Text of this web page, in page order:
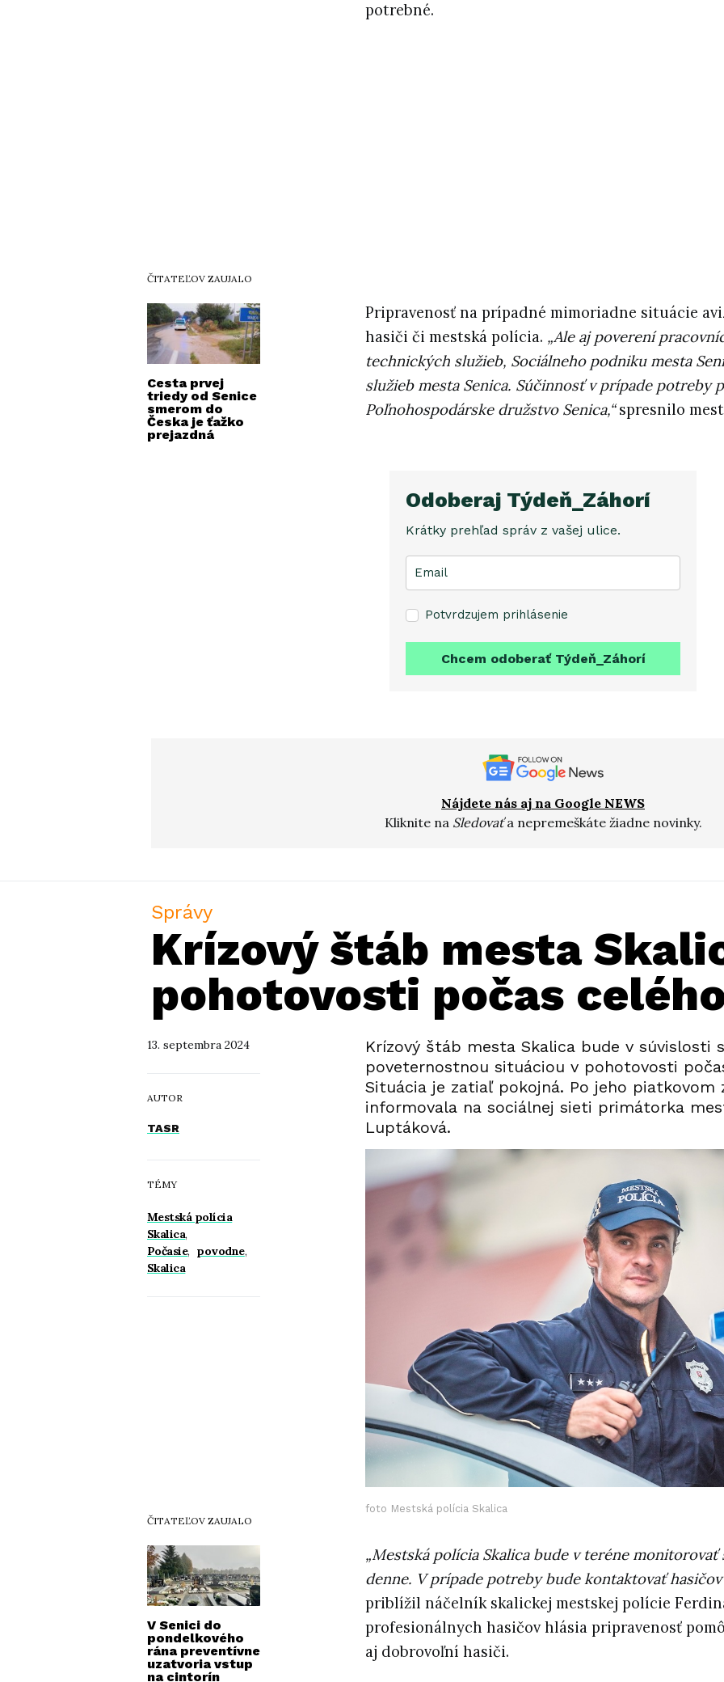
ČITATEĽOV ZAUJALO
Cesta prvej
triedy od Senice
smerom do
Česka je ťažko
prejazdná
potrebné.
Pripravenosť na prípadné mimoriadne situácie
hasiči či mestská polícia. „Ale aj poverení
technických služieb, Sociálneho podniku mesta
služieb mesta Senica. Súčinnosť v prípade potreby
Poľnohospodárske družstvo Senica,“spresnilo
Odoberaj Týdeň_Záhorí
Krátky prehľad správ z vašej ulice.
Potvrdzujem prihlásenie
Chcem odoberať Týdeň_Záhorí
Nájdete nás aj na Google NEWS
Kliknite na Sledovaťa nepremeškáte žiadne novinky.
Správy
Krízový štáb mesta
pohotovosti počas
ČITATEĽOV ZAUJALO
V Senici do
pondelkového
rána preventívne
uzatvoria vstup
na cintorín
13. septembra 2024
AUTOR
TASR
TÉMY
Mestská polícia
Skalica,
Počasie, povodne,
Skalica
Krízový štáb mesta Skalica bude v súvislosti
poveternostnou situáciou v pohotovosti
Situácia je zatiaľ pokojná. Po jeho piatkovom
informovala na sociálnej sieti primátorka
Luptáková.
foto Mestská polícia Skalica
„Mestská polícia Skalica bude v teréne
denne. V prípade potreby bude kontaktovať hasičov
priblížil náčelník skalickej mestskej polície
profesionálnych hasičov hlásia pripravenosť
aj dobrovoľní hasiči.